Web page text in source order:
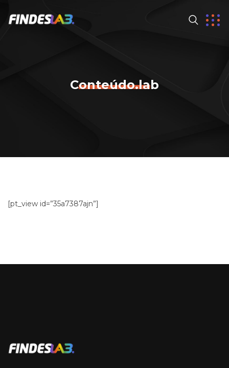
Conteúdo.lab
[pt_view id=”35a7387ajn”]